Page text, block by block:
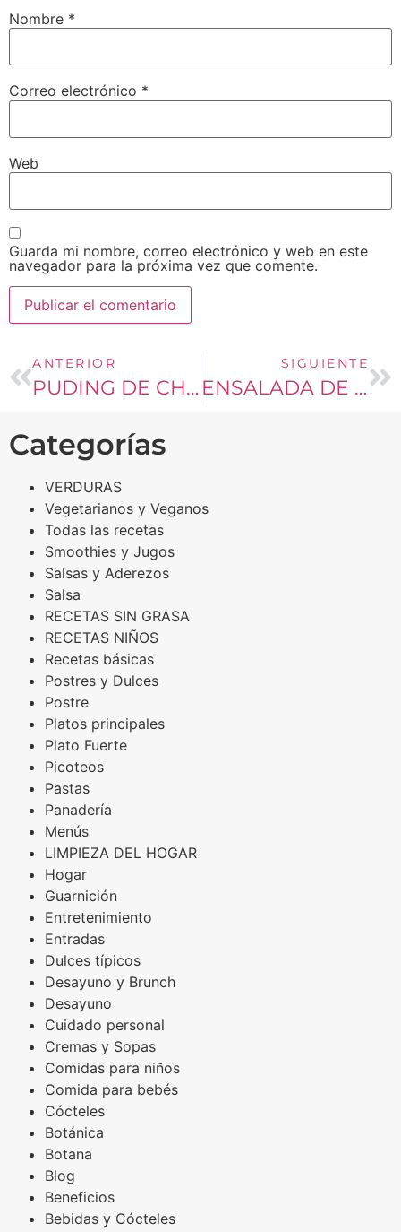
Nombre *
Correo electrónico *
Web
Guarda mi nombre, correo electrónico y web en este
navegador para la próxima vez que comente.
ANTERIOR
PUDING DE CHIA CON FRUTA
SIGUIENTE
ENSALADA DE POROTOS BLANCOS
Categorías
VERDURAS
Vegetarianos y Veganos
Todas las recetas
Smoothies y Jugos
Salsas y Aderezos
Salsa
RECETAS SIN GRASA
RECETAS NIÑOS
Recetas básicas
Postres y Dulces
Postre
Platos principales
Plato Fuerte
Picoteos
Pastas
Panadería
Menús
LIMPIEZA DEL HOGAR
Hogar
Guarnición
Entretenimiento
Entradas
Dulces típicos
Desayuno y Brunch
Desayuno
Cuidado personal
Cremas y Sopas
Comidas para niños
Comida para bebés
Cócteles
Botánica
Botana
Blog
Beneficios
Bebidas y Cócteles